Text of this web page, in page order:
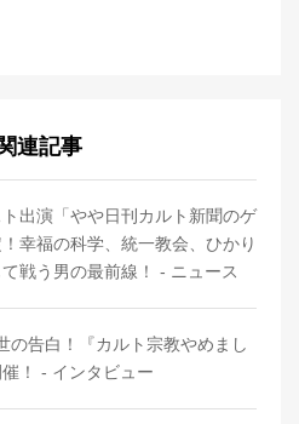
連記事
出演「やや日刊カルト新聞のゲ
幸福の科学、統一教会、ひかり
戦う男の最前線！ - ニュース
の告白！『カルト宗教やめまし
！ - インタビュー